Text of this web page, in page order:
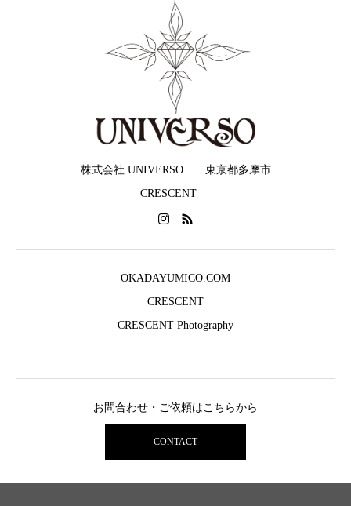
株式会社 UNIVERSO 東京都多摩市
CRESCENT
OKADAYUMICO.COM
CRESCENT
CRESCENT Photography
お問合わせ・ご依頼はこちらから
CONTACT